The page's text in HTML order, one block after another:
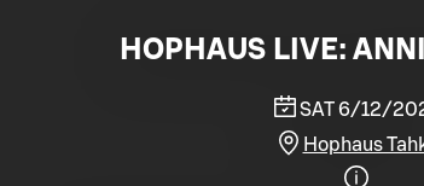
HOPHAUS LIVE:
SAT 6/12/
Hophaus